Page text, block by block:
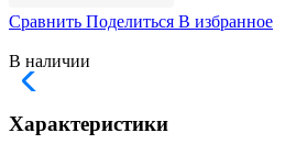
Сравнить Поделиться В избранное
В наличии
Характеристики